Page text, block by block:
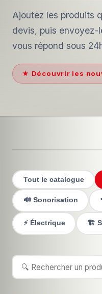
Ajoutez les produits
devis, puis
vous répond sous
★ Découvrir les
Tout le catalogue
🔊 Sonorisation
⚡ Électrique 🏗️